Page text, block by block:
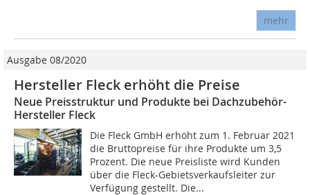
mehr
Ausgabe 08/2020
Hersteller Fleck erhöht die Preise
Neue Preisstruktur und Produkte bei Dachzubehör-
Hersteller Fleck
Die Fleck GmbH erhöht zum 1. Februar 2021
die Bruttopreise für ihre Produkte um 3,5
Prozent. Die neue Preisliste wird Kunden
über die Fleck-Gebietsverkaufsleiter zur
Verfügung gestellt. Die...